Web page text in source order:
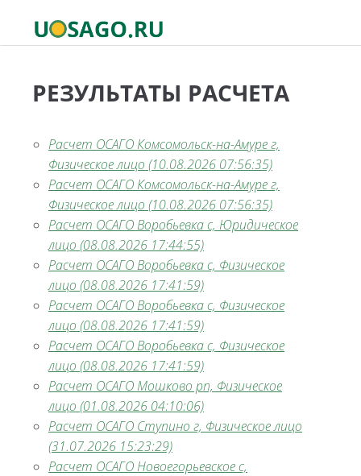
РЕЗУЛЬТАТЫ РАСЧЕТА
Расчет ОСАГО Комсомольск-на-Амуре г,
Физическое лицо (10.08.2026 07:56:35)
Расчет ОСАГО Комсомольск-на-Амуре г,
Физическое лицо (10.08.2026 07:56:35)
Расчет ОСАГО Воробьевка с, Юридическое
лицо (08.08.2026 17:44:55)
Расчет ОСАГО Воробьевка с, Физическое
лицо (08.08.2026 17:41:59)
Расчет ОСАГО Воробьевка с, Физическое
лицо (08.08.2026 17:41:59)
Расчет ОСАГО Воробьевка с, Физическое
лицо (08.08.2026 17:41:59)
Расчет ОСАГО Мошково рп, Физическое
лицо (01.08.2026 04:10:06)
Расчет ОСАГО Ступино г, Физическое лицо
(31.07.2026 15:23:29)
Расчет ОСАГО Новоегорьевское с,